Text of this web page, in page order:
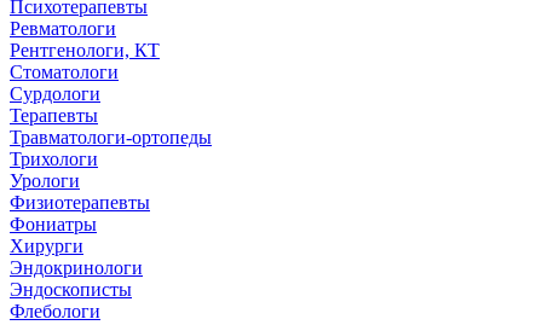
Психотерапевты
Ревматологи
Рентгенологи, КТ
Стоматологи
Сурдологи
Терапевты
Травматологи-ортопеды
Трихологи
Урологи
Физиотерапевты
Фониатры
Хирурги
Эндокринологи
Эндоскописты
Флебологи